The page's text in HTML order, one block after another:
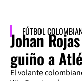
FÚTBOL
Johan
guiño a
El volante